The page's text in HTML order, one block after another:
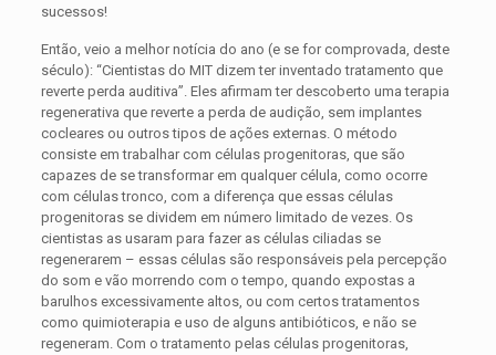
sucessos!
Então, veio a melhor notícia do ano (e se for comprovada, deste
século): “Cientistas do MIT dizem ter inventado tratamento que
reverte perda auditiva”. Eles afirmam ter descoberto uma terapia
regenerativa que reverte a perda de audição, sem implantes
cocleares ou outros tipos de ações externas. O método
consiste em trabalhar com células progenitoras, que são
capazes de se transformar em qualquer célula, como ocorre
com células tronco, com a diferença que essas células
progenitoras se dividem em número limitado de vezes. Os
cientistas as usaram para fazer as células ciliadas se
regenerarem – essas células são responsáveis pela percepção
do som e vão morrendo com o tempo, quando expostas a
barulhos excessivamente altos, ou com certos tratamentos
como quimioterapia e uso de alguns antibióticos, e não se
regeneram. Com o tratamento pelas células progenitoras,